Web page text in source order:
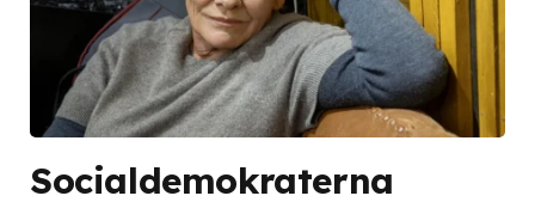
Socialdemokraterna